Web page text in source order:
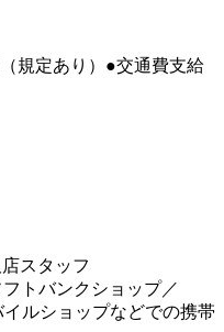
規定あり）●交通費支給
スタッフ
トバンクショップ／
ルショップなどでの携帯